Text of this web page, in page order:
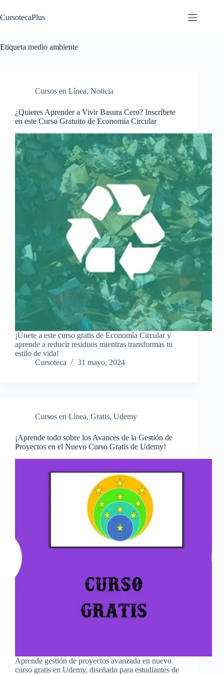
al
contenido
CursotecaPlus
Etiqueta medio ambiente
Cursos en Línea, Noticia
¿Quieres Aprender a Vivir Basura Cero? Inscríbete
en este Curso Gratuito de Economía Circular
¡Únete a este curso gratis de Economía Circular y
aprende a reducir residuos mientras transformas tu
estilo de vida!
Cursoteca
31 mayo, 2024
Cursos en Línea, Gratis, Udemy
¡Aprende todo sobre los Avances de la Gestión de
Proyectos en el Nuevo Curso Gratis de Udemy!
Aprende gestión de proyectos avanzada en nuevo
curso gratis en Udemy, diseñado para estudiantes de